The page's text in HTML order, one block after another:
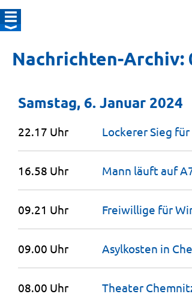
Nachrichten-Archiv:
Samstag, 6. Januar 2024
22.17 Uhr Lockerer Sieg
16.58 Uhr Mann läuft auf
09.21 Uhr Freiwillige für
09.00 Uhr Asylkosten in
08.00 Uhr Theater